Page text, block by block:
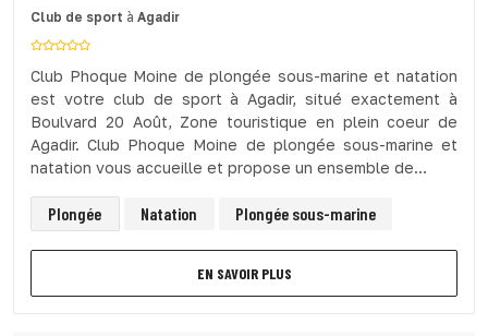
Club de sport à Agadir
Club Phoque Moine de plongée sous-marine et natation
est votre club de sport à Agadir, situé exactement à
Boulvard 20 Août, Zone touristique en plein coeur de
Agadir. Club Phoque Moine de plongée sous-marine et
natation vous accueille et propose un ensemble de...
Plongée Natation Plongée sous-marine
EN SAVOIR PLUS